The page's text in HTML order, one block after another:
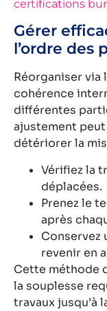
certifications
Gérer
l’ordre des
Réorganiser
cohérence
différentes
ajustement
détériorer la
Vérifiez la
déplacées.
Prenez le
après
Conservez
revenir en
Cette méthode
la souplesse
travaux jusqu’à